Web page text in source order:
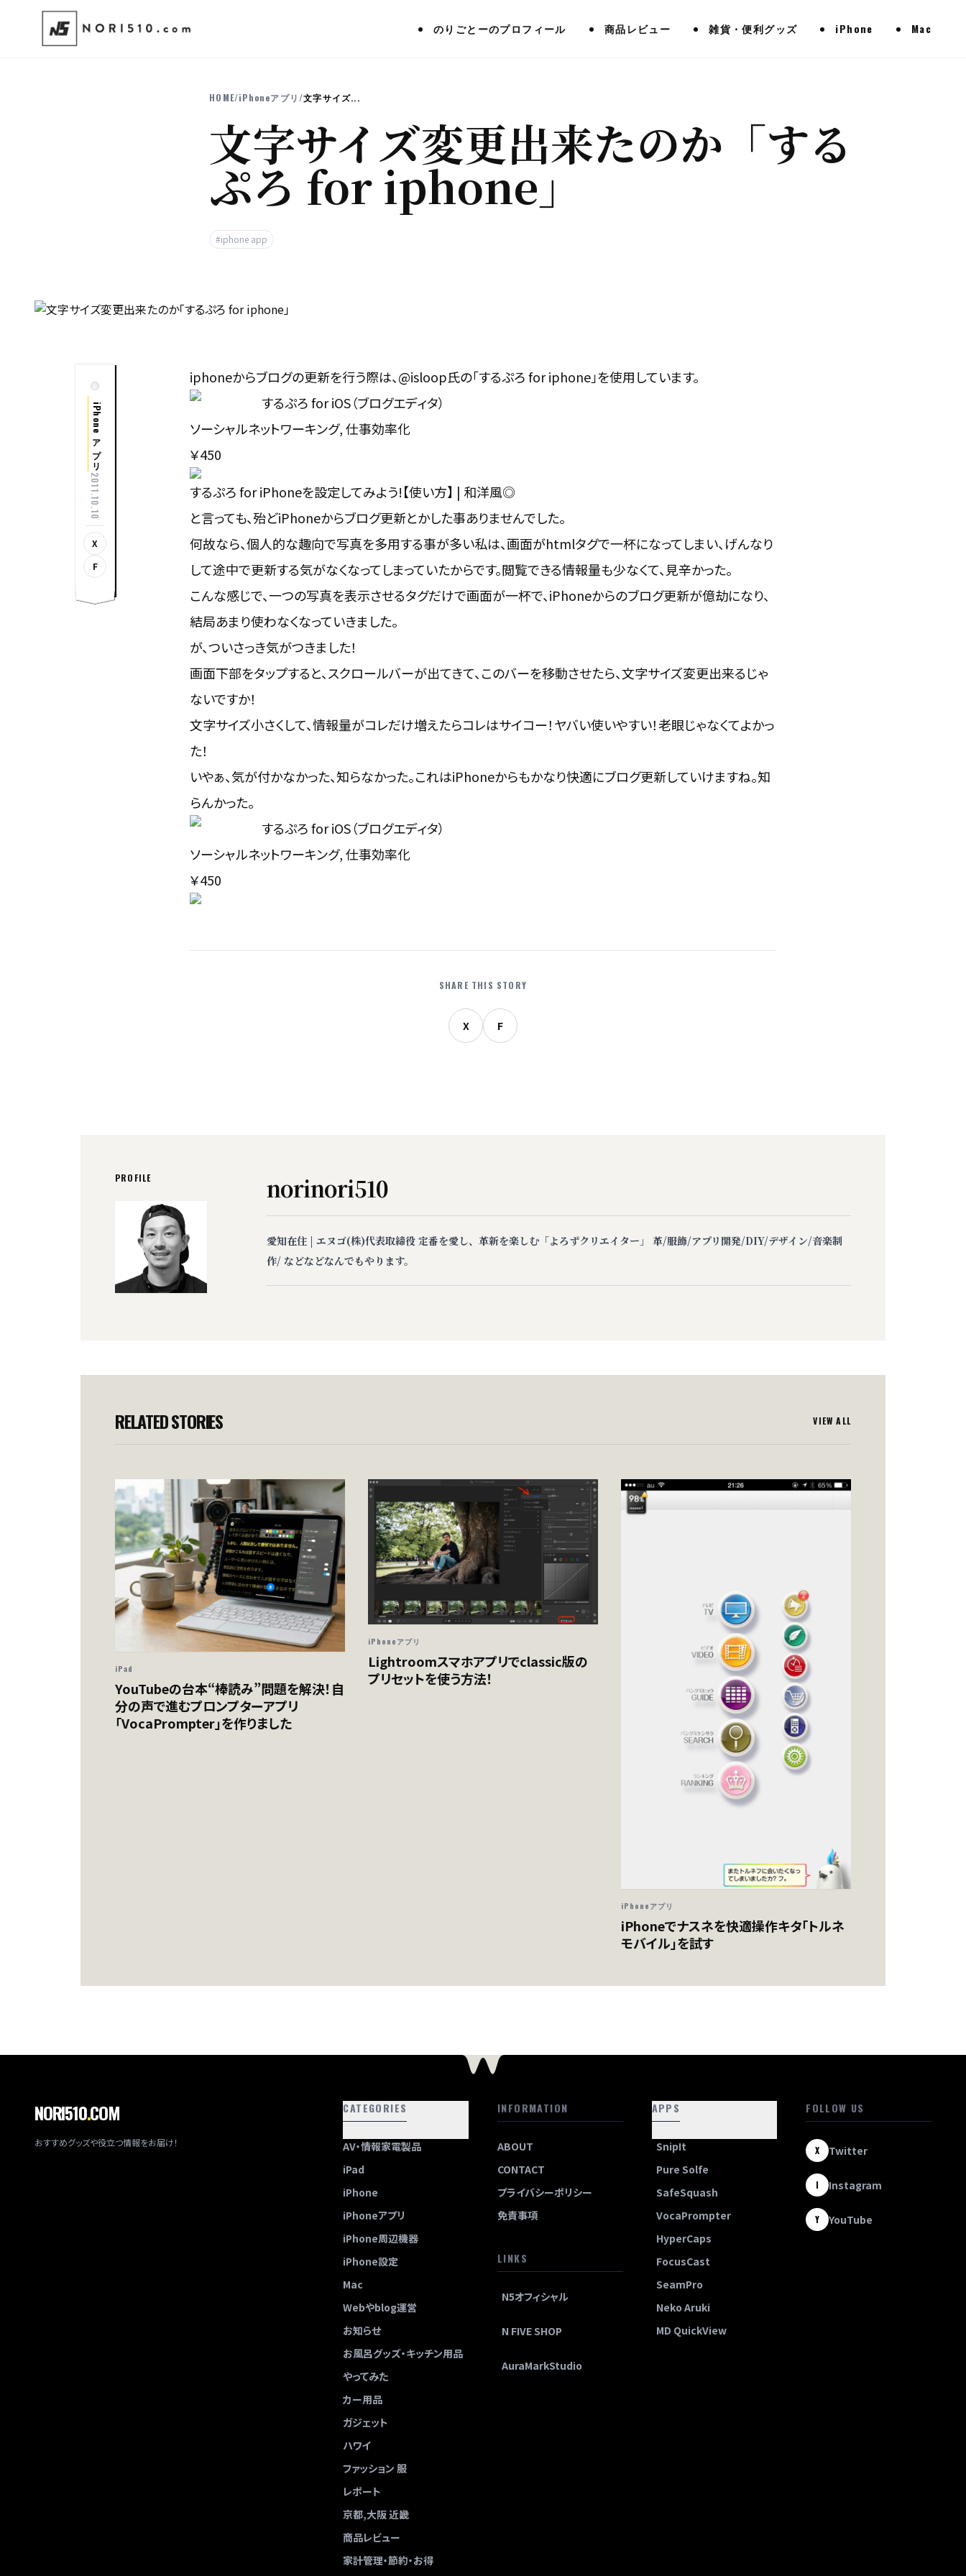
のりごとーのプロフィール 商品レビュー 雑貨・便利グッズ iPhone Mac
HOME/iPhoneアプリ /文字サイズ...
文字サイズ変更出来たのか「する
ぷろ for iphone」
#iphone app
iPhoneアプリ
2011.10.10
X
F
iphoneからブログの更新を行う際は、@isloop氏の「するぷろ for iphone」を使用しています。
するぷろ for iOS（ブログエディタ）
ソーシャルネットワーキング, 仕事効率化
￥450
するぷろ for iPhoneを設定してみよう!【使い方】 | 和洋風◎
と言っても、殆どiPhoneからブログ更新とかした事ありませんでした。
何故なら、個人的な趣向で写真を多用する事が多い私は、画面がhtmlタグで一杯になってしまい、げんなり
して途中で更新する気がなくなってしまっていたからです。閲覧できる情報量も少なくて、見辛かった。
こんな感じで、一つの写真を表示させるタグだけで画面が一杯で、iPhoneからのブログ更新が億劫になり、
結局あまり使わなくなっていきました。
が、ついさっき気がつきました！
画面下部をタップすると、スクロールバーが出てきて、このバーを移動させたら、文字サイズ変更出来るじゃ
ないですか！
文字サイズ小さくして、情報量がコレだけ増えたらコレはサイコー！ヤバい使いやすい！老眼じゃなくてよかっ
た！
いやぁ、気が付かなかった、知らなかった。これはiPhoneからもかなり快適にブログ更新していけますね。知
らんかった。
するぷろ for iOS（ブログエディタ）
ソーシャルネットワーキング, 仕事効率化
￥450
SHARE THIS STORY
X F
PROFILE norinori510
愛知在住 | エヌゴ(株)代表取締役 定番を愛し、革新を楽しむ「よろずクリエイター」 革/服飾/アプリ開発/DIY/デザイン/音楽制
作/ などなどなんでもやります。
RELATED STORIES VIEW ALL
iPad
YouTubeの台本“棒読み”問題を解決！自
分の声で進むプロンプターアプリ
「VocaPrompter」を作りました
iPhoneアプリ
Lightroomスマホアプリでclassic版の
プリセットを使う方法！
iPhoneアプリ
iPhoneでナスネを快適操作キタ「トルネ
モバイル」を試す
NORI510.COM
おすすめグッズや役立つ情報をお届け！
CATEGORIES
AV・情報家電製品
iPad
iPhone
iPhoneアプリ
iPhone周辺機器
iPhone設定
Mac
Webやblog運営
お知らせ
お風呂グッズ・キッチン用品
やってみた
カー用品
ガジェット
ハワイ
ファッション 服
レポート
京都,大阪 近畿
商品レビュー
家計管理・節約・お得
INFORMATION
ABOUT
CONTACT
プライバシーポリシー
免責事項
LINKS
N5オフィシャル
N FIVE SHOP
AuraMarkStudio
APPS
SnipIt
Pure Solfe
SafeSquash
VocaPrompter
HyperCaps
FocusCast
SeamPro
Neko Aruki
MD QuickView
FOLLOW US
X Twitter
I Instagram
Y YouTube